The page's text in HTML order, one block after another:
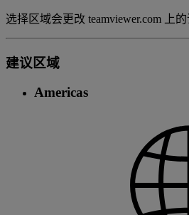
选择区域会更改 teamviewer.com 上
建议区域
Americas